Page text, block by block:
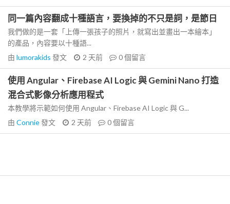
同一篇內容翻成十種語言，要換掉的不只是詞，是節日
我們做的是一套「上傳一張孩子的照片，就寫出並畫出一本繪本」
的產品，內容要以十種語...
由 lumorakids 發文 2 天前 0個留言
使用 Angular、Firebase AI Logic 與 Gemini Nano 打造
混合式影像分析應用程式
本教學將示範如何使用 Angular、Firebase AI Logic 與 G...
由 Connie發文 2 天前 0個留言